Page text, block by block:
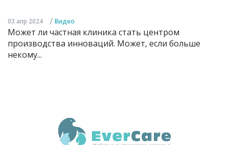
03 апр 2024 / Видео
Может ли частная клиника стать центром
производства инноваций. Может, если больше
некому...